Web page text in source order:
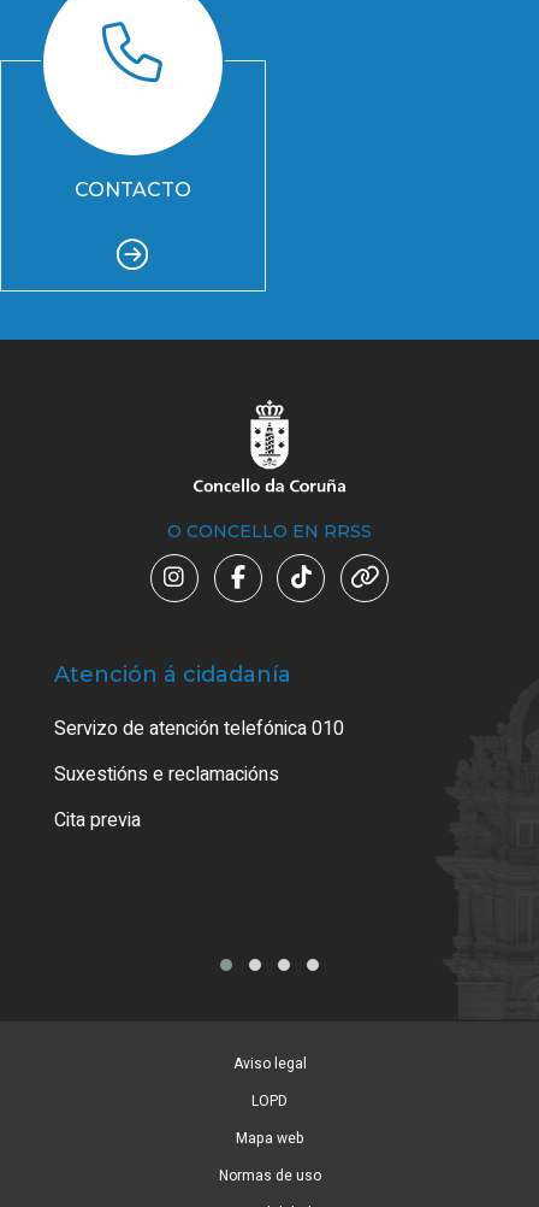
CONTACTO
O CONCELLO EN RRSS
Atención á cidadanía
Servizo de atención telefónica 010
Suxestións e reclamacións
Cita previa
Aviso legal
LOPD
Mapa web
Normas de uso